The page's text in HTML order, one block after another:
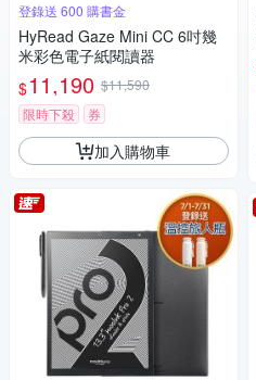
登錄送 600 購書金
HyRead Gaze Mini CC 6吋幾
米彩色電子紙閱讀器
$11,190 $11,590
限時下殺
券
加入購物車